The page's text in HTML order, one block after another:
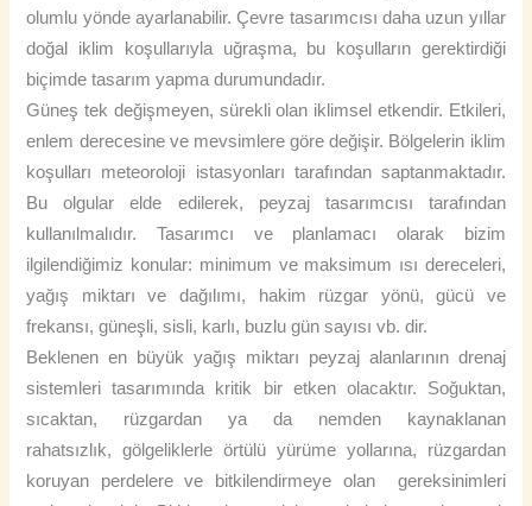
olumlu yönde ayarlanabilir. Çevre tasarımcısı daha uzun yıllar
doğal iklim koşullarıyla uğraşma, bu koşulların gerektirdiği
biçimde tasarım yapma durumundadır.
Güneş tek değişmeyen, sürekli olan iklimsel etkendir. Etkileri,
enlem derecesine ve mevsimlere göre değişir. Bölgelerin iklim
koşulları meteoroloji istasyonları tarafından saptanmaktadır.
Bu olgular elde edilerek, peyzaj tasarımcısı tarafından
kullanılmalıdır. Tasarımcı ve planlamacı olarak bizim
ilgilendiğimiz konular: minimum ve maksimum ısı dereceleri,
yağış miktarı ve dağılımı, hakim rüzgar yönü, gücü ve
frekansı, güneşli, sisli, karlı, buzlu gün sayısı vb. dir.
Beklenen en büyük yağış miktarı peyzaj alanlarının drenaj
sistemleri tasarımında kritik bir etken olacaktır. Soğuktan,
sıcaktan, rüzgardan ya da nemden kaynaklanan
rahatsızlık, gölgeliklerle örtülü yürüme yollarına, rüzgardan
koruyan perdelere ve bitkilendirmeye olan gereksinimleri